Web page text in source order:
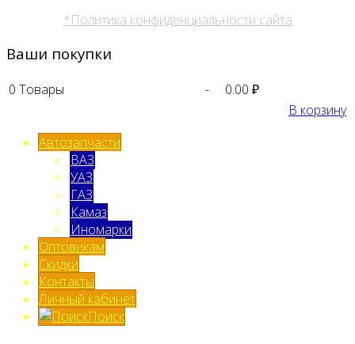
*Политика конфиденциальности сайта
Ваши покупки
0 Товары -
0.00 ₽
В корзину
Автозапчасти
ВАЗ
УАЗ
ГАЗ
Камаз
Иномарки
Оптовикам
Скидки
Контакты
Личный кабинет
Поиск